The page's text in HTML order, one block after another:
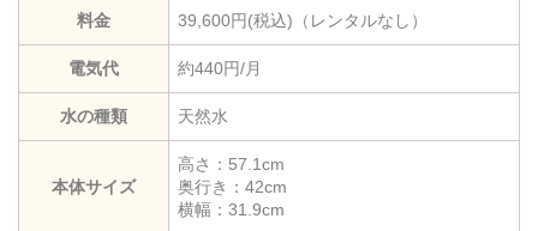
料金 39,600円(税込)（レンタルなし）
電気代 約440円/月
水の種類 天然水
本体サイズ
高さ：57.1cm
奥行き：42cm
横幅：31.9cm